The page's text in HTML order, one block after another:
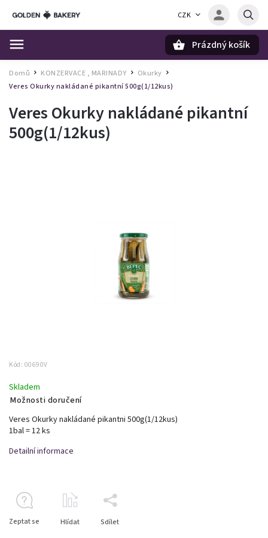
CZK
Prázdný košík
Domů / KONZERVACE , MARINADY Okurky
Veres Okurky nakládané pikantní 500g(1/12kus)
Veres Okurky nakládané pikantní
500g(1/12kus)
Kód: 00690V
Skladem
Možnosti doručení
Veres Okurky nakládané pikantni 500g(1/12kus)
1bal = 12 ks
Detailní informace
Zeptat se Hlídat Sdílet